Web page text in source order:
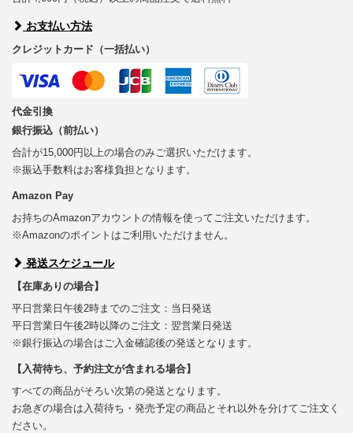
お支払い方法
クレジットカード（一括払い）
代金引換
銀行振込（前払い）
合計が15,000円以上の場合のみご選択いただけます。
※振込手数料はお客様負担となります。
Amazon Pay
お持ちのAmazonアカウントの情報を使ってご注文いただけます。
※Amazonのポイントはご利用いただけません。
発送スケジュール
【在庫ありの場合】
平日営業日午後2時までのご注文：当日発送
平日営業日午後2時以降のご注文：翌営業日発送
※銀行振込の場合はご入金確認後の発送となります。
【入荷待ち、予約注文が含まれる場合】
すべての商品がそろい次第の発送となります。
お急ぎの場合は入荷待ち・発売予定の商品とそれ以外を分けてご注文く
ださい。